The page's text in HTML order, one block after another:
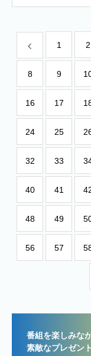
1 2
8 9
16 17
24 25
32 33
40 41
48 49
56 57
番組を楽しみなが
素敵なプレゼン